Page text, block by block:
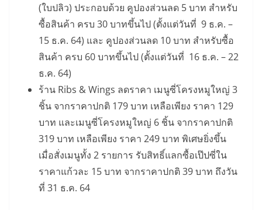
(ใบปลิว) ประกอบด้วย คูปองส่วนลด 5 บาท สำหรับ
ซื้อสินค้า ครบ 30 บาทขึ้นไป (ตั้งแต่วันที่ 9 ธ.ค. –
15 ธ.ค. 64) และ คูปองส่วนลด 10 บาท สำหรับซื้อ
สินค้า ครบ 60 บาทขึ้นไป (ตั้งแต่วันที่ 16 ธ.ค. – 22
ธ.ค. 64)
ร้าน Ribs & Wings ลดราคา เมนูซี่โครงหมูใหญ่ 3
ชิ้น จากราคาปกติ 179 บาท เหลือเพียง ราคา 129
บาท และเมนูซี่โครงหมูใหญ่ 6 ชิ้น จากราคาปกติ
319 บาท เหลือเพียง ราคา 249 บาท พิเศษยิ่งขึ้น
เมื่อสั่งเมนูทั้ง 2 รายการ รับสิทธิ์แลกซื้อเป๊ปซี่ใน
ราคาแก้วละ 15 บาท จากราคาปกติ 39 บาท ถึงวัน
ที่ 31 ธ.ค. 64